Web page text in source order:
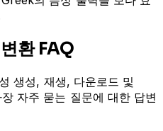
환 FAQ
생성, 재생, 다운로드 및
자주 묻는 질문에 대한 답변